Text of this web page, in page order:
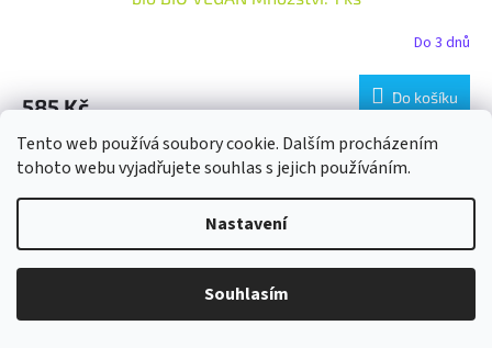
Tento web používá soubory cookie. Dalším procházením
tohoto webu vyjadřujete souhlas s jejich používáním.
Nastavení
Souhlasím
Do 3 dnů
585 Kč Do košíku
Prvotřídní kvalita. Získává se přímo z oliv výhradně mechanickými
postupy. Nejuniverzálnější olej pro všechny typy vaření, od